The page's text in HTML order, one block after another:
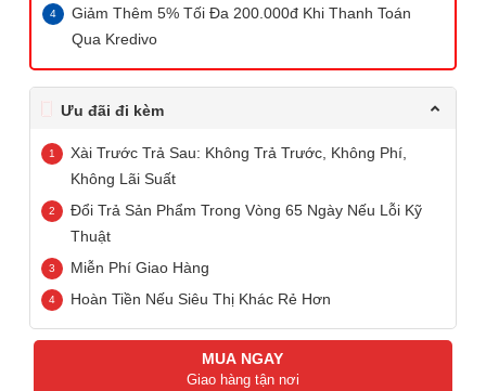
Giảm Thêm 5% Tối Đa 200.000đ Khi Thanh Toán
Qua Kredivo
Ưu đãi đi kèm
Xài Trước Trả Sau: Không Trả Trước, Không Phí,
Không Lãi Suất
Đổi Trả Sản Phẩm Trong Vòng 65 Ngày Nếu Lỗi Kỹ
Thuật
Miễn Phí Giao Hàng
Hoàn Tiền Nếu Siêu Thị Khác Rẻ Hơn
MUA NGAY
Giao hàng tận nơi